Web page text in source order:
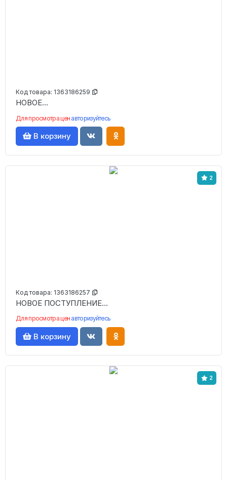
Код товара: 1363186259
НОВОЕ...
Для просмотра цен авторизуйтесь
В корзину
2
Код товара: 1363186257
НОВОЕ ПОСТУПЛЕНИЕ...
Для просмотра цен авторизуйтесь
В корзину
2